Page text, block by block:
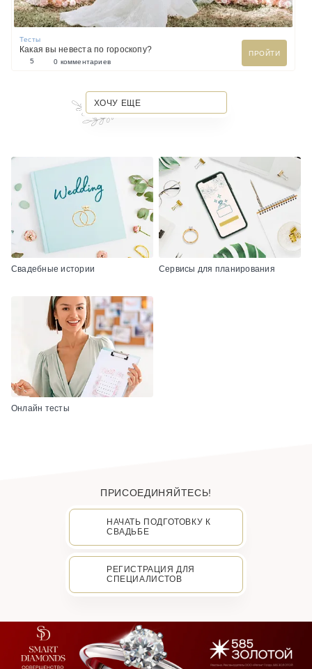
Тесты
Какая вы невеста по гороскопу?
ПРОЙТИ
5
0 комментариев
ХОЧУ ЕЩЕ
Свадебные истории Сервисы для планирования
Онлайн тесты
ПРИСОЕДИНЯЙТЕСЬ!
НАЧАТЬ ПОДГОТОВКУ К
СВАДЬБЕ
РЕГИСТРАЦИЯ ДЛЯ
СПЕЦИАЛИСТОВ